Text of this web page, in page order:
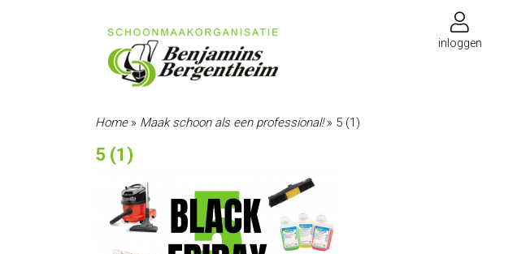
inloggen
Home» Maak schoon als een professional!» 5 (1)
5 (1)